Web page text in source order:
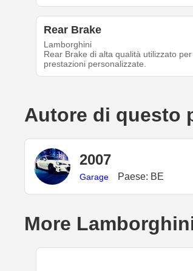
Rear Brake
Lamborghini
Rear Brake di alta qualità utilizzato
prestazioni personalizzate.
Autore di questo
2007
Garage Paese: BE
More